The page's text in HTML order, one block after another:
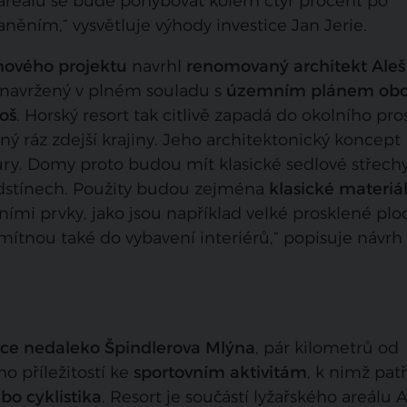
vysvětluje výhody investice Jan Jerie.
projektu navrhl renomovaný architekt Aleš
v plném souladu s územním plánem
. Horský resort tak citlivě zapadá do okolního
ráz zdejší krajiny. Jeho architektonický koncept
Domy proto budou mít klasické sedlové
Použity budou zejména klasické
prvky, jako jsou například velké prosklené
také do vybavení interiérů,“ popisuje návrh
nedaleko Špindlerova Mlýna, pár kilometrů od
příležitostí ke sportovním aktivitám, k nimž
cyklistika. Resort je součástí lyžařského areálu